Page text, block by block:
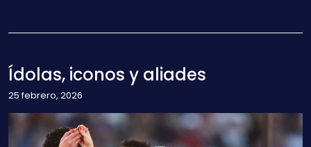
Ídolas, iconos y aliades
25 febrero, 2026